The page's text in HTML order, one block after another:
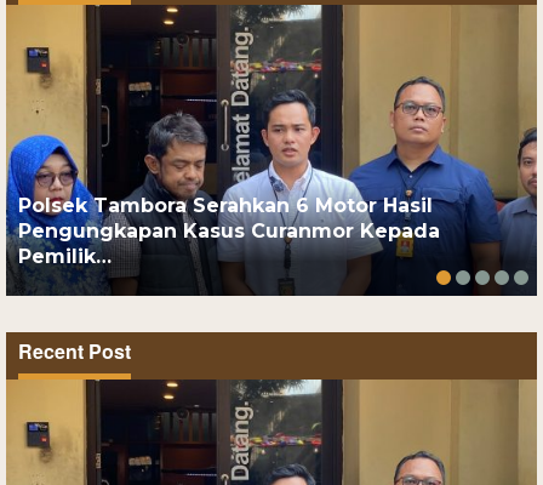
Polsek Tambora Serahkan 6 Motor Hasil
Pengungkapan Kasus Curanmor Kepada
Pemilik…
Recent Post